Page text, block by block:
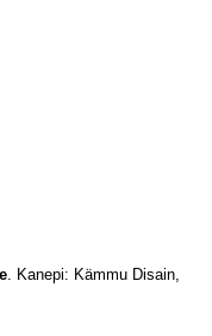
. Kanepi: Kämmu Disain,